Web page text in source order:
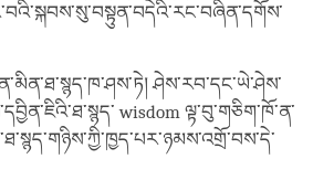
ཤེས་རབ་དང་ཡེ་ཤེས་
wisdom ལྟ་བུ་གཅིག་ཁོ་ན་